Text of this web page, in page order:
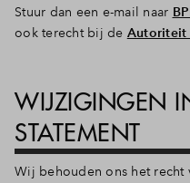
Stuur dan een e-mail naar
ook terecht bij de Autoriteit
WIJZIGINGEN
STATEMENT
Wij behouden ons het recht